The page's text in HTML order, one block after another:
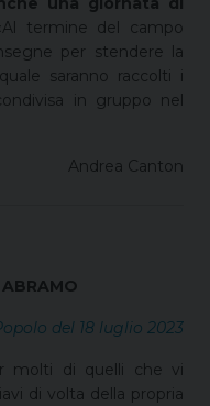
termine del campo
per stendere la
saranno raccolti i
in gruppo nel
Andrea Canton
del 18 luglio 2023
molti di quelli che vi
di volta della propria